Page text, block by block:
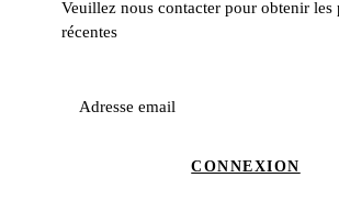
Veuillez nous contacter pour obtenir les
récentes
Adresse email
CONNEXION